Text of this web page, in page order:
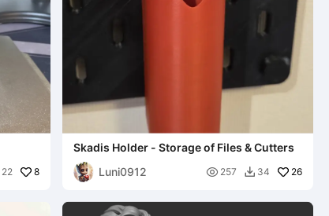
22 8
Skadis Holder - Storage of Files & Cutters
Luni0912
 257  34 26